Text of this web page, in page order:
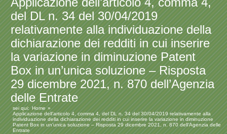
del DL n. 34 del 30/04/2019
relativamente alla individuazione della
dichiarazione dei redditi in cui inserire
la variazione in diminuzione Patent
Box in un’unica soluzione – Risposta
29 dicembre 2021, n. 870 dell’Agenzia
delle Entrate
sei qui:
Home
Applicazione dell’articolo 4, comma 4, del DL n. 34 del 30/04/2019 relativamente alla
individuazione della dichiarazione dei redditi in cui inserire la variazione in diminuzione
Patent Box in un’unica soluzione – Risposta 29 dicembre 2021, n. 870 dell’Agenzia delle
Entrate